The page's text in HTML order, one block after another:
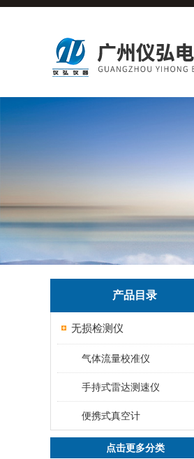
产品目录
无损检测仪
气体流量校准仪
手持式雷达测速仪
便携式真空计
点击更多分类